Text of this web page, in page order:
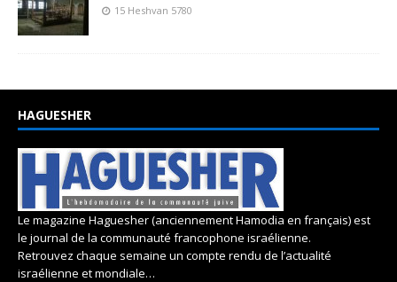
15 Heshvan 5780
HAGUESHER
Le magazine Haguesher (anciennement Hamodia en français) est
le journal de la communauté francophone israélienne.
Retrouvez chaque semaine un compte rendu de l’actualité
israélienne et mondiale…